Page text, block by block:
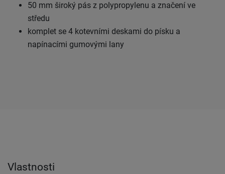
50 mm široký pás z polypropylenu a značení ve
středu
komplet se 4 kotevními deskami do písku a
napínacími gumovými lany
Vlastnosti